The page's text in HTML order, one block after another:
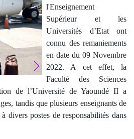
l'Enseignement
Supérieur et les
Universités d’Etat ont
connu des remaniements
en date du 09 Novembre
2022. A cet effet, la
Faculté des Sciences
de l’Université de Yaoundé II a
tandis que plusieurs enseignants de
divers postes de responsabilités dans